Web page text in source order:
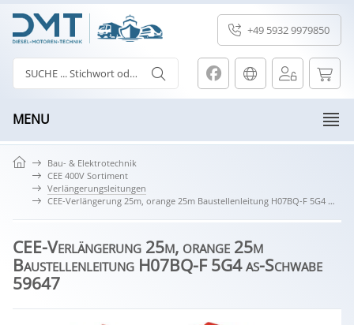
+49 5932 9979850
MENU
Bau- & Elektrotechnik
CEE 400V Sortiment
Verlängerungsleitungen
CEE-Verlängerung 25m, orange 25m Baustellenleitung H07BQ-F 5G4 as-Schwabe 59647
CEE-Verlängerung 25m, orange 25m
Baustellenleitung H07BQ-F 5G4 as-Schwabe
59647